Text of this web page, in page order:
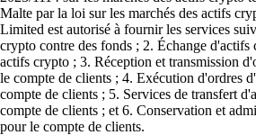
Malte par la loi sur les marchés des actifs
Limited est autorisé à fournir les services
crypto contre des fonds ; 2. Échange d'actifs
actifs crypto ; 3. Réception et transmission
le compte de clients ; 4. Exécution d'ordres
compte de clients ; 5. Services de transfert
compte de clients ; et 6. Conservation et
pour le compte de clients.